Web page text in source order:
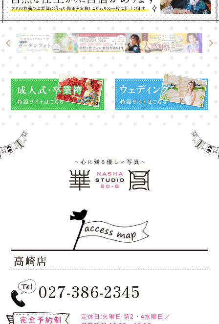
高崎店
027-386-2345
定休日:火曜日 第2・4水曜日／
高崎店
大宮店
高崎店
大宮店